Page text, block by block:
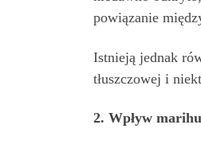
powiązanie
Istnieją jednak
tłuszczowej i
2. Wpływ